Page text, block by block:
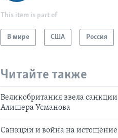
This item is part of
В мире США Россия
Читайте также
Великобритания ввела
Алишера Усманова
Санкции и война на